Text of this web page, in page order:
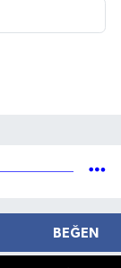
BEĞEN